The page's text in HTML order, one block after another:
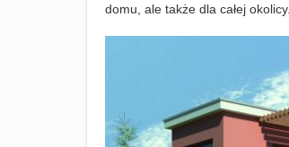
domu, ale także dla całej okolicy.